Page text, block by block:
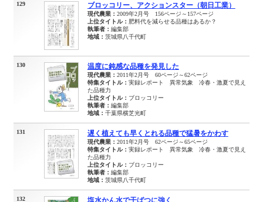
129 ブロッコリー、アクションスター（朝日工業）
現代農業： 2009年2月号 156ページ～157ページ
上位タイトル： 肥料代を減らせる品種はあるか？
執筆者： 編集部
地域： 茨城県八千代町
130 温度に鈍感な品種を発見した
現代農業： 2011年2月号 60ページ～62ページ
特集タイトル： 実録レポート 異常気象 冷春・激夏で見え
た品種力
上位タイトル： ブロッコリー
執筆者： 編集部
地域： 千葉県横芝光町
131 遅く植えても早くとれる品種で猛暑をかわす
現代農業： 2011年2月号 62ページ～65ページ
特集タイトル： 実録レポート 異常気象 冷春・激夏で見え
た品種力
上位タイトル： ブロッコリー
執筆者： 編集部
地域： 茨城県八千代町
132 塩水かん水で干ばつに強く